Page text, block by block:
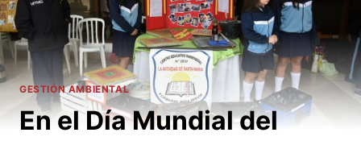
GESTIÓN AMBIENTAL
En el Día Mundial del